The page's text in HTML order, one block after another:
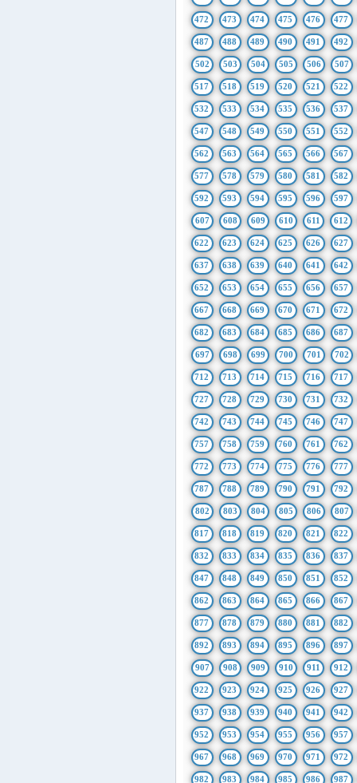
472 473 474 475 476 477
487 488 489 490 491 492
502 503 504 505 506 507
517 518 519 520 521 522
532 533 534 535 536 537
547 548 549 550 551 552
562 563 564 565 566 567
577 578 579 580 581 582
592 593 594 595 596 597
607 608 609 610 611 612
622 623 624 625 626 627
637 638 639 640 641 642
652 653 654 655 656 657
667 668 669 670 671 672
682 683 684 685 686 687
697 698 699 700 701 702
712 713 714 715 716 717
727 728 729 730 731 732
742 743 744 745 746 747
757 758 759 760 761 762
772 773 774 775 776 777
787 788 789 790 791 792
802 803 804 805 806 807
817 818 819 820 821 822
832 833 834 835 836 837
847 848 849 850 851 852
862 863 864 865 866 867
877 878 879 880 881 882
892 893 894 895 896 897
907 908 909 910 911 912
922 923 924 925 926 927
937 938 939 940 941 942
952 953 954 955 956 957
967 968 969 970 971 972
982 983 984 985 986 987